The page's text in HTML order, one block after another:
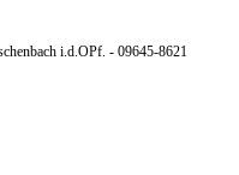
i.d.OPf. - 09645-8621